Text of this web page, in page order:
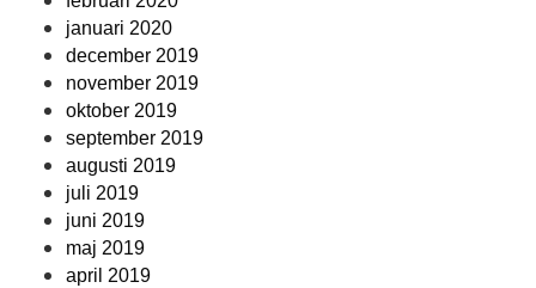
januari 2020
december 2019
november 2019
oktober 2019
september 2019
augusti 2019
juli 2019
juni 2019
maj 2019
april 2019